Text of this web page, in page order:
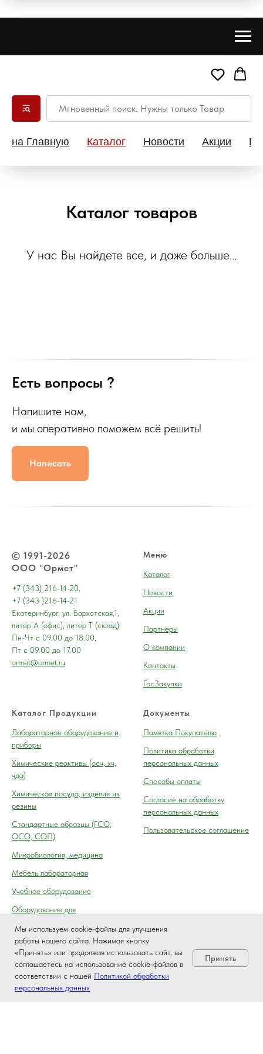
на Главную Каталог Новости Акции
Каталог товаров
У нас Вы найдете все, и даже больше...
Есть вопросы ?
Напишите нам,
и мы оперативно поможем всё решить!
Написать
Мы используем cookie-файлы для улучшения
работы нашего сайта. Нажимая кнопку
«Принять» или продолжая использовать сайт, вы
соглашаетесь на использование cookie-файлов в
соответствии с нашей Политикой обработки
персональных данных
Принять
© 1991-2026
ООО "Ормет"
+7 (343) 216-14-20,
+7 (343 )216-14-21
Екатеринбург, ул. Бархотская,1,
литер А (офис), литер Т (склад)
Пн-Чт с 09.00 до 18.00,
Пт с 09.00 до 17.00
ormet@ormet.ru
Меню
Каталог
Новости
Акции
Партнеры
О компании
Контакты
ГосЗакупки
Каталог Продукции
Лабораторное оборудование и
приборы
Химические реактивы (осч, хч,
чда)
Химическая посуда, изделия из
резины
Cтандартные образцы (ГСО,
ОСО, СОП)
Микробиология, медицина
Мебель лабораторная
Учебное оборудование
Оборудование для
осмотра (контроля) ГАИ
Документы
Памятка Покупателю
Политика обработки
персональных данных
Способы оплаты
Согласие на обработку
персональных данных
Пользовательское соглашение